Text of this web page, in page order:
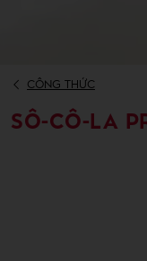
CÔNG THỨC
SÔ-CÔ-LA